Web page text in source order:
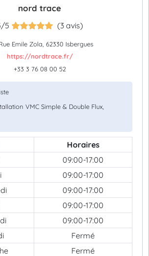
nord trace
5 (3 avis)
Emile Zola, 62330 Isbergues
https://nordtrace.fr/
+33 3 76 08 00 52
VMC Simple & Double Flux,
Horaires
09:00-17:00
09:00-17:00
09:00-17:00
09:00-17:00
09:00-17:00
Fermé
Fermé